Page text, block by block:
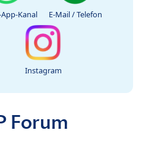
Kanal E-Mail / Telefon
Instagram
Forum